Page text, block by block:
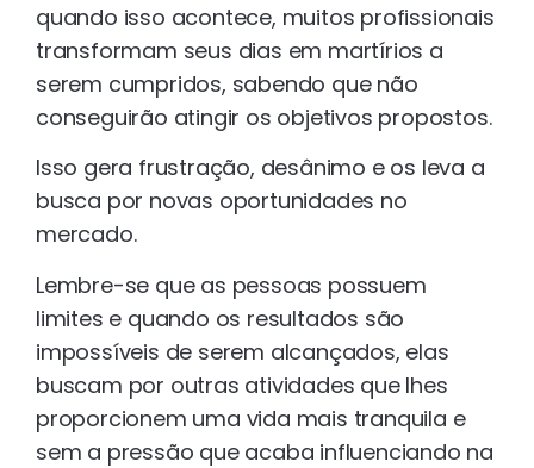
quando isso acontece, muitos profissionais
transformam seus dias em martírios a
serem cumpridos, sabendo que não
conseguirão atingir os objetivos propostos.
Isso gera frustração, desânimo e os leva a
busca por novas oportunidades no
mercado.
Lembre-se que as pessoas possuem
limites e quando os resultados são
impossíveis de serem alcançados, elas
buscam por outras atividades que lhes
proporcionem uma vida mais tranquila e
sem a pressão que acaba influenciando na